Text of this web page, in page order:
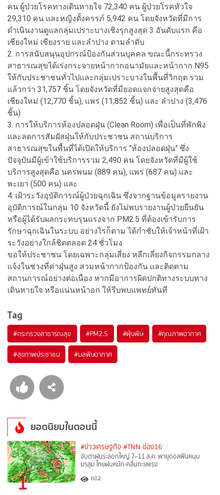
คน ผู้ป่วยโรคทางเดินหายใจ 72,340 คน ผู้ป่วยโรคหัวใจ
29,310 คน และหญิงตั้งครรภ์ 5,942 คน โดยจังหวัดที่มีการ
ดำเนินงานดูแลกลุ่มเปราะบางเชิงรุกสูงสุด 3 อันดับแรก คือ
เชียงใหม่ เชียงราย และลำปาง ตามลำดับ
2. การสนับสนุนอุปกรณ์ป้องกันส่วนบุคคล ขณะนี้กระทรวง
สาธารณสุขได้เร่งกระจายหน้ากากอนามัยและหน้ากาก N95
ให้กับประชาชนทั่วไปและกลุ่มเปราะบางในพื้นที่วิกฤต รวม
แล้วกว่า 31,757 ชิ้น โดยจังหวัดที่มียอดแจกจ่ายสูงสุดคือ
เชียงใหม่ (12,770 ชิ้น), แพร่ (11,852 ชิ้น) และ ลำปาง (3,476
ชิ้น)
3. การให้บริการห้องปลอดฝุ่น (Clean Room) เพื่อเป็นที่พักพิง
และลดการสัมผัสฝุ่นให้กับประชาชน สถานบริการ
สาธารณสุขในพื้นที่ได้เปิดให้บริการ "ห้องปลอดฝุ่น" ซึ่ง
ปัจจุบันมีผู้เข้าใช้บริการรวม 2,490 คน โดยจังหวัดที่มีผู้ใช้
บริการสูงสุดคือ นครพนม (889 คน), แพร่ (687 คน) และ
พะเยา (500 คน) และ
4. เฝ้าระวังอุบัติการณ์ผู้ป่วยฉุกเฉิน ซึ่งจากฐานข้อมูลรายงาน
อุบัติการณ์ในกลุ่ม 10 จังหวัดนี้ ยังไม่พบรายงานผู้ป่วยยืนยัน
หรือผู้ได้รับผลกระทบรุนแรงจาก PM2.5 ที่ต้องเข้ารับการ
รักษาฉุกเฉินในระบบ อย่างไรก็ตาม ได้กำชับให้เจ้าหน้าที่เฝ้า
ระวังอย่างใกล้ชิดตลอด 24 ชั่วโมง
ขอให้ประชาชน โดยเฉพาะกลุ่มเสี่ยง หลีกเลี่ยงกิจกรรมกลาง
แจ้งในช่วงที่ค่าฝุ่นสูง สวมหน้ากากป้องกัน และติดตาม
สถานการณ์อย่างต่อเนื่อง หากมีอาการผิดปกติทางระบบทาง
เดินหายใจ หรือแน่นหน้าอก ให้รีบพบแพทย์ทันที
Tag
#กระทรวงสาธารณสุข #PM2.5 #ฝุ่นพิษ #คุณภาพอากาศ
#สุขภาพประชาชน #มลพิษอากาศ
ยอดนิยมในตอนนี้
1
#ข่าวเศรษฐกิจ #TNN ช่อง16
จับตาฝนระลอกใหญ่ 7–11 ส.ค. พายุดอลฟินหนุน
มรสุม ไทยฝนหนัก-คลื่นทะเลแรง
602